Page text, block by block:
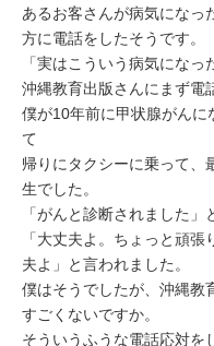
あるお客さんが病気になっ
方に電話をしたそうです。
「実はこういう病気になっ
沖縄教育出版さんにまず電
僕が10年前に甲状腺がん
て
帰りにタクシーに乗って、
生でした。
「がんと診断されました」
「大丈夫よ。ちょっと頑
夫よ」と言われました。
僕はそうでしたが、沖縄教
すごくないですか。
そういうふうな電話応対を